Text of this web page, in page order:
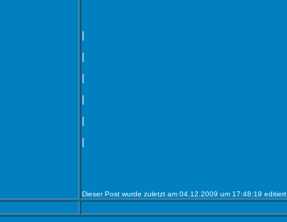
Dieser Post wurde zuletzt am 04.12.2009 um 17:48:19 editiert